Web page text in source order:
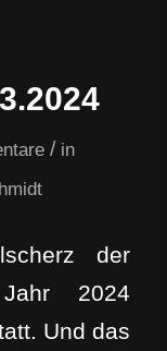
/ in
der
2024
Und das